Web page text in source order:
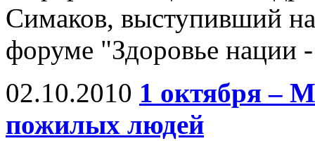
Симаков, выступивший
форуме "Здоровье нации
02.10.2010 1 октября –
пожилых людей